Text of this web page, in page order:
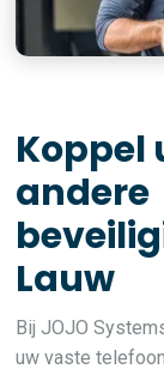
Koppel
andere
Lauw
Bij JOJO
uw vaste